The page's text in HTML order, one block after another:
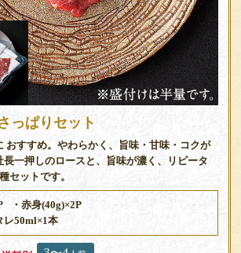
っぱりセット
おすすめ。やわらかく、旨味・甘味・コクが
一押しのロースと、旨味が濃く、リピータ
セットです。
・赤身(40g)×2P
レ50ml×1本